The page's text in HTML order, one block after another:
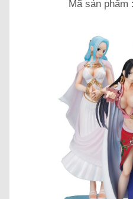
Mã sản phẩm